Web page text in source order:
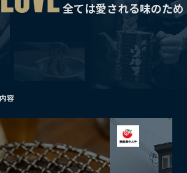
全ては愛される味のため
容